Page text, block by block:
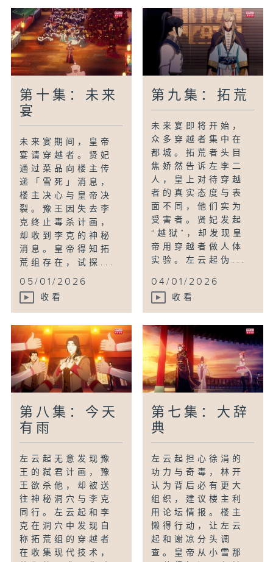
第十集：未来
宴
未来宴期间，皇帝
宴请穿越者。贤妃
通过菜品向楼主传
递「雪死」消息，
楼主决心与皇帝决
裂。豫王因失去李
克终止毒杀计画，
却收到李克的神秘
消息。皇帝得知拓
荒组存在，试探...
05/01/2026
收看
第九集：拓荒
未来宴即将开始，
众多穿越者集中在
都城。拓荒者头目
焦娇然告诉左李二
人，皇上对待穿越
者的真实态度与表
面不同，他们实为
受害者。贤妃发起
“越狱”，却发现皇
帝用穿越者做人体
实验。左云起伪...
04/01/2026
收看
第八集：今天
有雨
左云起无意发现豫
王的弑君计画，豫
王欲杀他，却被送
往神秘洞穴与李克
同行。左云起和李
克在洞穴中发现自
称拓荒组的穿越者
在收集现代技术，
第七集：大辞
典
左云起担心徐涓的
功力与奇毒，林开
认为背后必有更大
组织，建议楼主利
用论坛情报。楼主
懒得行动，让左云
起和谢凉分头调
查。皇帝从小雪那